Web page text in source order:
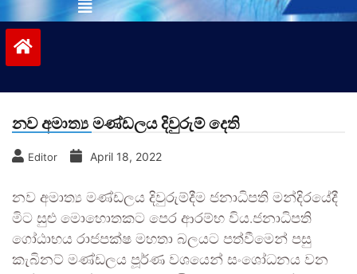
නව අමාත්‍ය මණ්ඩලය දිවුරුම් දෙති
Editor April 18, 2022
නව අමාත්‍ය මණ්ඩලය දිවුරුම්දීම ජනාධිපති මන්දිරයේදී
මිට සුළු මොහොතකට පෙර ආරම්භ විය.ජනාධිපති
ගෝඨාභය රාජපක්ෂ මහතා බලයට පත්වීමෙන් පසු
කැබිනට් මණ්ඩලය පූර්ණ වශයෙන් සංශෝධනය වන